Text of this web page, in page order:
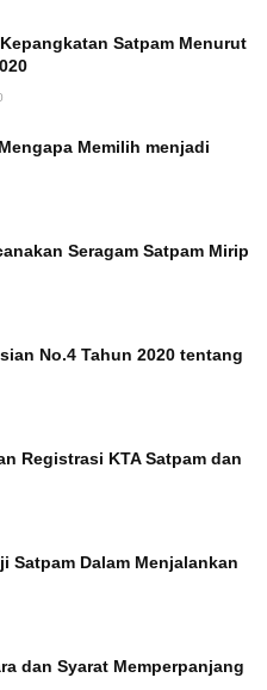
Satpam Menurut
Memilih menjadi
Seragam Satpam Mirip
No.4 Tahun 2020 tentang
Registrasi KTA Satpam dan
Satpam Dalam Menjalankan
dan Syarat Memperpanjang